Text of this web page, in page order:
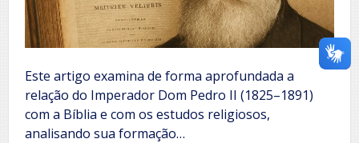
Este artigo examina de forma aprofundada a
relação do Imperador Dom Pedro II (1825–1891)
com a Bíblia e com os estudos religiosos,
analisando sua formação…